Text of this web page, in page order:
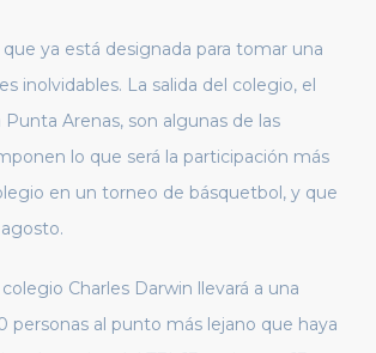
ya está designada para tomar una
inolvidables. La salida del colegio, el
Punta Arenas, son algunas de las
lo que será la participación más
en un torneo de básquetbol, y que
Charles Darwin llevará a una
personas al punto más lejano que haya